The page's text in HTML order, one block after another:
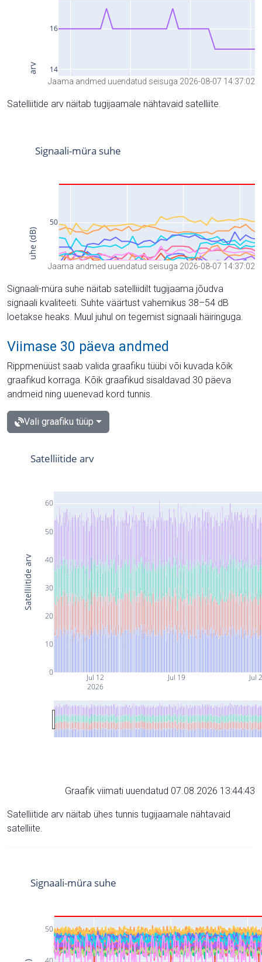
Jaama andmed uuendatud seisuga 2026-08-07 14:37:02
Satelliitide arv näitab tugijaamale nähtavaid satelliite.
Jaama andmed uuendatud seisuga 2026-08-07 14:37:02
Signaali-müra suhe näitab satelliidilt tugijaama jõudva
signaali kvaliteeti. Suhte väärtust vahemikus 38–54 dB
loetakse heaks. Muul juhul on tegemist signaali häiringuga.
Viimase 30 päeva andmed
Rippmenüüst saab valida graafiku tüübi või kuvada kõik
graafikud korraga. Kõik graafikud sisaldavad 30 päeva
andmeid ning uuenevad kord tunnis.
Vali graafiku tüüp
Jul 12
2026
Jul 19 Jul
0
10
20
30
40
50
60
Satelliitide arv
Satelliitide arv
Graafik viimati uuendatud 07.08.2026 13:44:43
Satelliitide arv näitab ühes tunnis tugijaamale nähtavaid
satelliite.
50
Signaali-müra suhe